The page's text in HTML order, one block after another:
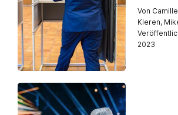
Von
Kleren,
2023